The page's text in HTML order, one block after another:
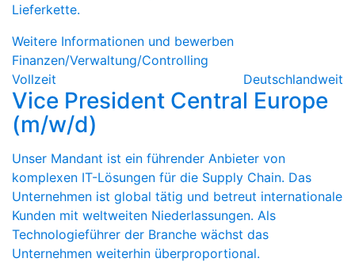
Lieferkette.
Weitere Informationen und bewerben
Finanzen/Verwaltung/Controlling
Vollzeit
Deutschlandweit
Vice President Central Europe
(m/w/d)
Unser Mandant ist ein führender Anbieter von
komplexen IT-Lösungen für die Supply Chain. Das
Unternehmen ist global tätig und betreut internationale
Kunden mit weltweiten Niederlassungen. Als
Technologieführer der Branche wächst das
Unternehmen weiterhin überproportional.